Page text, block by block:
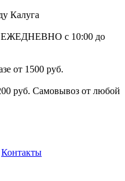
Калуга
ЕЖЕДНЕВНО с 10:00 до
от 1500 руб.
руб. Самовывоз от любой
Контакты